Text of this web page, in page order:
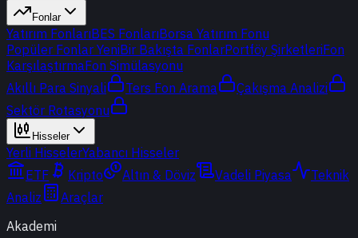
Fonlar
Yatırım FonlarıBES FonlarıBorsa Yatırım Fonu
Popüler Fonlar YeniBir Bakışta FonlarPortföy ŞirketleriFon
KarşılaştırmaFon Simülasyonu
Akıllı Para Sinyali
Ters Fon Arama
Çakışma Analizi
Sektör Rotasyonu
Hisseler
Yerli HisselerYabancı Hisseler
ETF
Kripto Altın & Döviz Vadeli Piyasa
Teknik
Analiz
Araçlar
Akademi